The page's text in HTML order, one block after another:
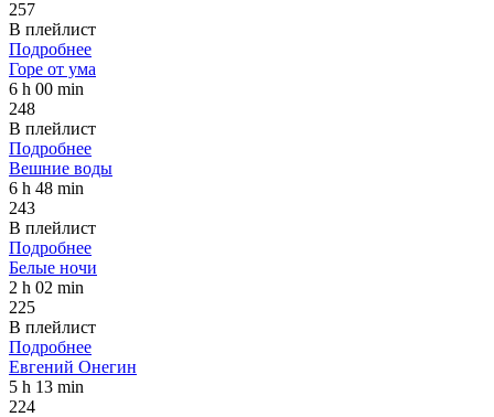
257
В плейлист
Подробнее
Горе от ума
6 h 00 min
248
В плейлист
Подробнее
Вешние воды
6 h 48 min
243
В плейлист
Подробнее
Белые ночи
2 h 02 min
225
В плейлист
Подробнее
Евгений Онегин
5 h 13 min
224